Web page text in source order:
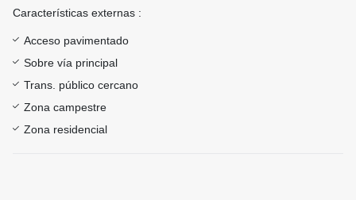
Características externas :
Acceso pavimentado
Sobre vía principal
Trans. público cercano
Zona campestre
Zona residencial